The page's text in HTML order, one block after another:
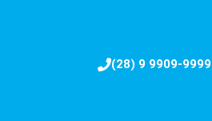
(28) 9 9909-9999